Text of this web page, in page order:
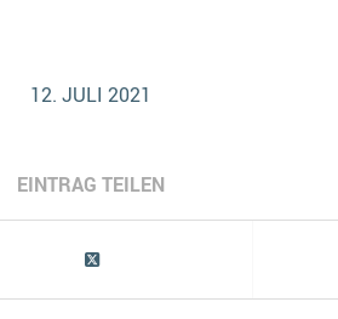
12. JULI 2021
EINTRAG TEILEN